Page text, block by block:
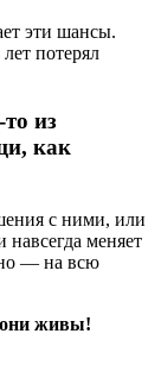
эти шансы.
потерял
из
как
с ними, или
меняет
— на всю
они живы!